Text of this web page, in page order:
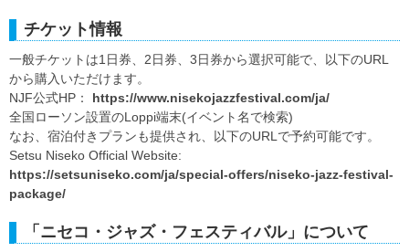
チケット情報
一般チケットは1日券、2日券、3日券から選択可能で、以下のURL
から購入いただけます。
NJF公式HP： https://www.nisekojazzfestival.com/ja/
全国ローソン設置のLoppi端末(イベント名で検索)
なお、宿泊付きプランも提供され、以下のURLで予約可能です。
Setsu Niseko Official Website:
https://setsuniseko.com/ja/special-offers/niseko-jazz-festival-
package/
「ニセコ・ジャズ・フェスティバル」について